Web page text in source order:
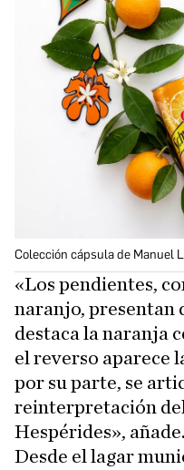
Colección cápsula de Manuel
«Los pendientes,
naranjo, presentan
destaca la naranja
el reverso aparece
por su parte, se
reinterpretación
Hespérides», añade.
Desde el lagar